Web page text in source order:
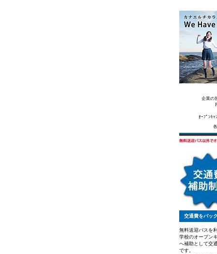
企業の
ｵｰﾌﾟﾝｷｬ
交通費をバッ
無料送迎バスを
学校のオープン
へ補助として交
です。